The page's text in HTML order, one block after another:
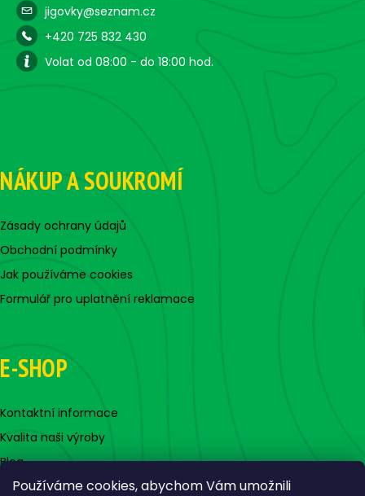
Používáme cookies, abychom Vám umožnili
jigovky@seznam.cz
+420 725 832 430
Volat od 08:00 - do 18:00 hod.
NÁKUP A SOUKROMÍ
Zásady ochrany údajů
Obchodní podmínky
Jak používáme cookies
Formulář pro uplatnění reklamace
E-SHOP
Kontaktní informace
Kvalita naši výroby
Blog